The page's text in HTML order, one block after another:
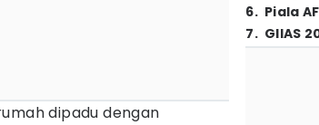
dipadu dengan
6. Piala
7. GIIAS